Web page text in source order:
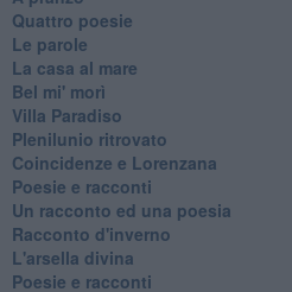
Quattro poesie
Le parole
La casa al mare
Bel mi' morì
Villa Paradiso
Plenilunio ritrovato
Coincidenze e Lorenzana
Poesie e racconti
Un racconto ed una poesia
Racconto d'inverno
​L'arsella divina
Poesie e racconti